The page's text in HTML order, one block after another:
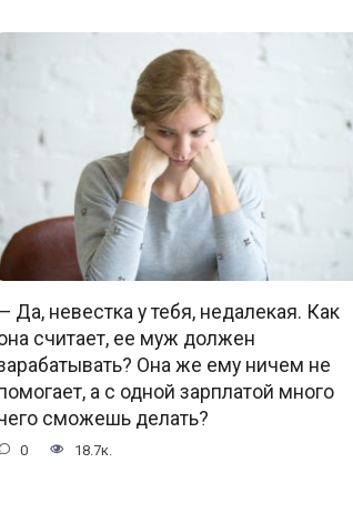
Да, невестка у тебя, недалекая. Как
считает, ее муж должен
Она же ему ничем не
а с одной зарплатой много
сможешь делать?
0 18.7к.